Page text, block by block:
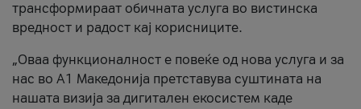
трансформираат обичната услуга во вистинска
вредност и радост кај корисниците.
„Оваа функционалност е повеќе од нова услуга и за
нас во А1 Македонија претставува суштината на
нашата визија за дигитален екосистем каде